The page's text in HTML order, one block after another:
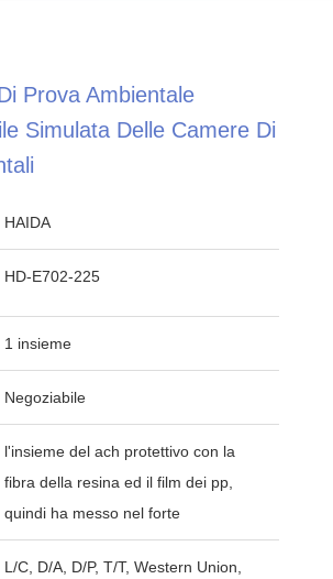
Prova Ambientale
Simulata Delle Camere Di
HAIDA
HD-E702-225
1 insieme
Negoziabile
l'insieme del ach protettivo con la
fibra della resina ed il film dei pp,
quindi ha messo nel forte
L/C, D/A, D/P, T/T, Western Union,